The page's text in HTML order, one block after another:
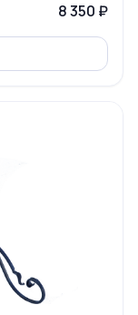
8 350 ₽